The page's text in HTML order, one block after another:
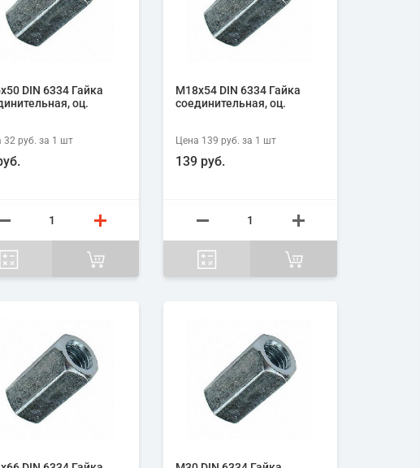
DIN 6334 Гайка
оц.
32 руб. за 1 шт
М18х54 DIN 6334 Гайка
соединительная, оц.
Цена 139 руб. за 1 шт
139 руб.